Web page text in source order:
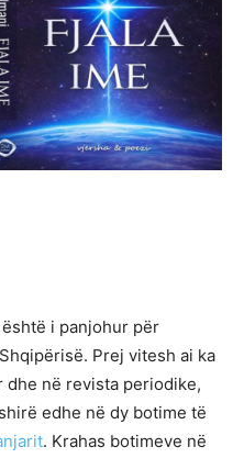
i panjohur për
Prej vitesh ai ka
në revista periodike,
edhe në dy botime të
. Krahas botimeve në